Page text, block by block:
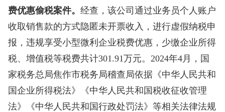
费优惠偷税案件。 经查，该公司通过业务员个人账户
收取销售款的方式隐匿未开票收入，进行虚假纳税申
报，违规享受小型微利企业税费优惠，少缴企业所得
税、增值税等税费共计301.91万元。2024年4月，国
家税务总局焦作市税务局稽查局依据《中华人民共和
国企业所得税法》《中华人民共和国税收征收管理
法》《中华人民共和国行政处罚法》等相关法律法规